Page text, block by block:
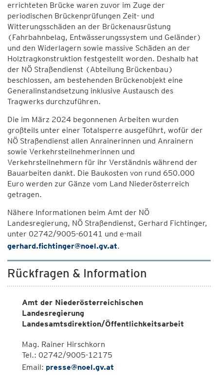
errichteten Brücke waren zuvor im Zuge der
periodischen Brückenprüfungen Zeit- und
Witterungsschäden an der Brückenausrüstung
(Fahrbahnbelag, Entwässerungssystem und Geländer)
und den Widerlagern sowie massive Schäden an der
Holztragkonstruktion festgestellt worden. Deshalb hat
der NÖ Straßendienst (Abteilung Brückenbau)
beschlossen, am bestehenden Brückenobjekt eine
Generalinstandsetzung inklusive Austausch des
Tragwerks durchzuführen.
Die im März 2024 begonnenen Arbeiten wurden
großteils unter einer Totalsperre ausgeführt, wofür der
NÖ Straßendienst allen Anrainerinnen und Anrainern
sowie Verkehrsteilnehmerinnen und
Verkehrsteilnehmern für ihr Verständnis während der
Bauarbeiten dankt. Die Baukosten von rund 650.000
Euro werden zur Gänze vom Land Niederösterreich
getragen.
Nähere Informationen beim Amt der NÖ
Landesregierung, NÖ Straßendienst, Gerhard Fichtinger,
unter 02742/9005-60141 und e-mail
gerhard.fichtinger@noel.gv.at.
Rückfragen & Information
Amt der Niederösterreichischen
Landesregierung
Landesamtsdirektion/Öffentlichkeitsarbeit
Mag. Rainer Hirschkorn
Tel.: 02742/9005-12175
Email: presse@noel.gv.at